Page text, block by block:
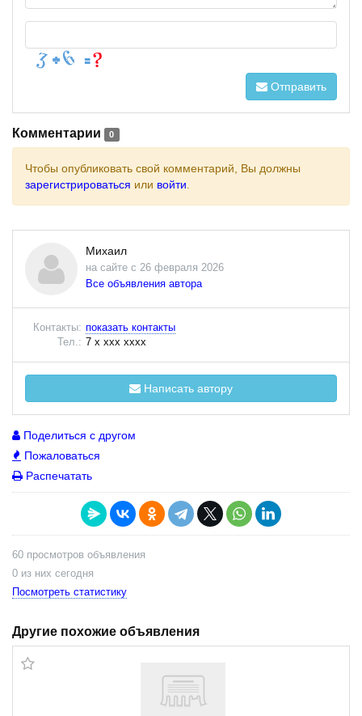
Отправить
Комментарии 0
Чтобы опубликовать свой комментарий, Вы должны
зарегистрироваться или войти
Михаил
на сайте с 26 февраля 2026
Все объявления автора
Контакты: показать контакты
Тел.: 7 x xxx xxxx
Написать автору
Поделиться с другом
Пожаловаться
Распечатать
60 просмотров объявления
0 из них сегодня
Посмотреть статистику
Другие похожие объявления